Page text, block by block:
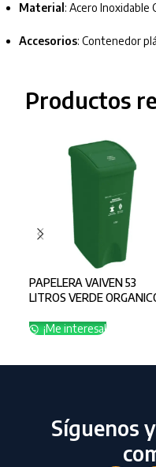
Material : Acero Inoxidable
Accesorios: Contenedor
Productos
PAPELERA VAIVEN 53
LITROS VERDE
¡Me interesa!
Síguenos